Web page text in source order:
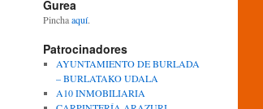
Gurea
Pinchaaquí.
Patrocinadores
AYUNTAMIENTO DE BURLADA
– BURLATAKO UDALA
A10 INMOBILIARIA